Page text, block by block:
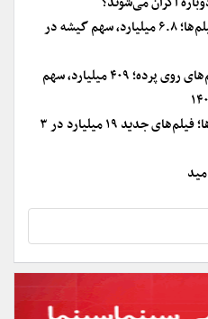
جدیدترین آمار فروش فیلم‌ها؛ ۶.۸ میلیارد، سهم گیشه در
تازه‌ترین آمار فروش فیلم‌های روی پرده؛ ۴۰۹ میلیارد، سهم
گزارشی از گیشه سینما‌ها؛ فیلم‌های جدید ۱۹ میلیارد در ۳